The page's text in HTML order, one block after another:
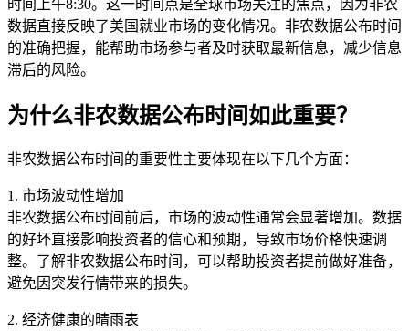
时间上午8:30。这一时间点是全球市场关注的焦点，因为非农
数据直接反映了美国就业市场的变化情况。非农数据公布时间
的准确把握，能帮助市场参与者及时获取最新信息，减少信息
滞后的风险。
为什么非农数据公布时间如此重要？
非农数据公布时间的重要性主要体现在以下几个方面：
1. 市场波动性增加
非农数据公布时间前后，市场的波动性通常会显著增加。数据
的好坏直接影响投资者的信心和预期，导致市场价格快速调
整。了解非农数据公布时间，可以帮助投资者提前做好准备，
避免因突发行情带来的损失。
2. 经济健康的晴雨表